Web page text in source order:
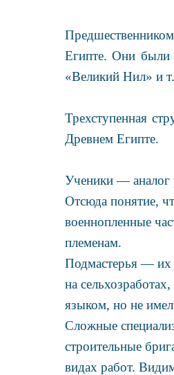
Египте. Они были
«Великий Нил» и
Трехступенная
Древнем Египте.
Ученики — аналог
Отсюда понятие,
военнопленные
племенам.
Подмастерья — их
на
языком, но не
Сложные
строительные
видах работ.